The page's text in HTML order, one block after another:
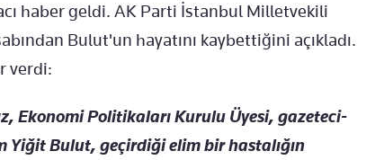
haber geldi. AK Parti İstanbul Milletvekili
Bulut'un hayatını kaybettiğini açıkladı.
verdi:
Ekonomi Politikaları Kurulu Üyesi, gazeteci-
Yiğit Bulut, geçirdiği elim bir hastalığın